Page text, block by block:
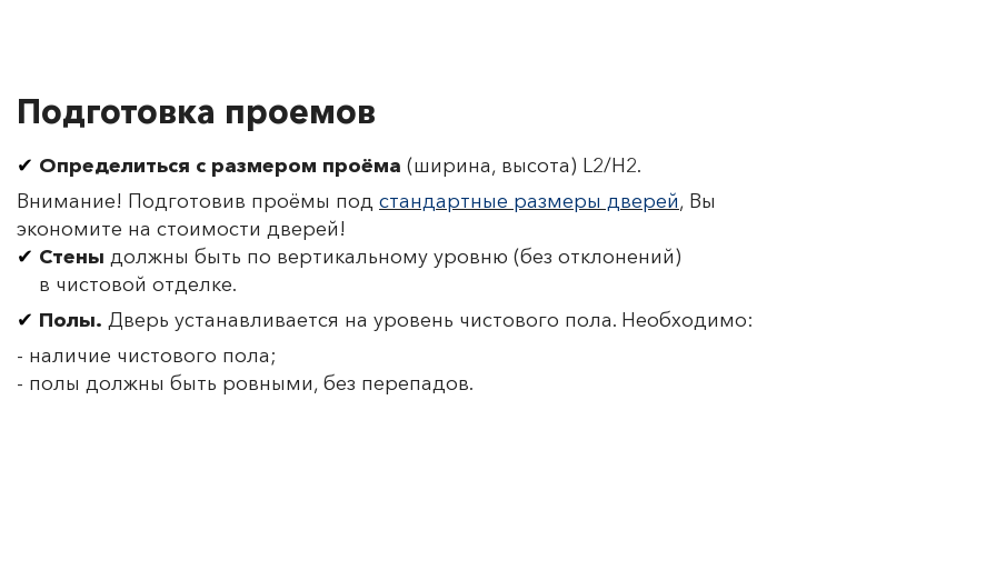
Подготовка проемов
Определиться с размером проёма (ширина, высота) L2/H2.
Внимание! Подготовив проёмы под стандартные размеры дверей, Вы
экономите на стоимости дверей!
Стены должны быть по вертикальному уровню (без отклонений)
в чистовой отделке.
Полы. Дверь устанавливается на уровень чистового пола. Необходимо:
- наличие чистового пола;
- полы должны быть ровными, без перепадов.